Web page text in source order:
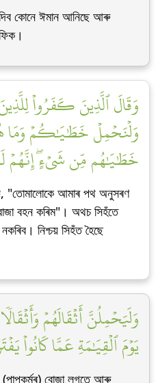
কোনে ঈমান আনিছে আৰু
وَقَالَ ٱلَّذِينَ كَفَرُواْ
وَلۡنَحۡمِلۡ خَطَٰيَٰكُمۡ وَمَا
خَطَٰيَٰهُم مِّن شَيۡءٍۖ إِنَّهُمۡ
"তোমালোকে আমাৰ পথ অনুসৰণ
বহন কৰিম"। অথচ সিহঁতে
নিশ্চয় সিহঁত হৈছে
وَلَيَحۡمِلُنَّ أَثۡقَالَهُمۡ
يَوۡمَ ٱلۡقِيَٰمَةِ عَمَّا كَانُواْ
(পাপকৰ্মৰ) বোজা লগতে আৰু